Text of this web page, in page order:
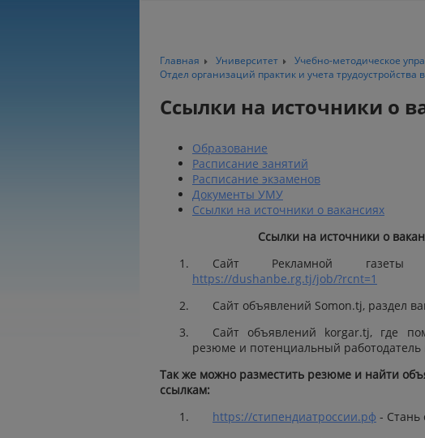
Главная Университет
Учебно-методическое
Отдел организаций практик и учета трудоустройства
Ссылки на источники о
Образование
Расписание занятий
Расписание экзаменов
Документы УМУ
Ссылки на источники о вакансиях
Ссылки на источники о
Сайт Рекламной газеты
https://dushanbe.rg.tj/job/?rcnt=1
Сайт объявлений Somon.tj, раздел
Сайт объявлений korgar.tj, где
резюме и потенциальный работодатель
Так же можно разместить резюме и найти
ссылкам:
https://стипендиатроссии.рф - Стань